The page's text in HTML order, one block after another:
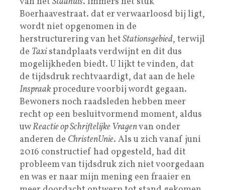
Boerhaavestraat. dat er verwaarloosd bij ligt,
wordt niet opgenomen in de
herstructurering van hetStationsgebied, terwijl
de Taxistandplaats verdwijnt en dit dus
mogelijkheden biedt. U lijkt te vinden, dat
de tijdsdruk rechtvaardigt, dat aan de hele
Inspraakprocedure voorbij wordt gegaan.
Bewoners noch raadsleden hebben meer
recht op een besluitvormend moment, aldus
uwReactie op Schriftelijke Vragenvan onder
anderen de ChristenUnie. Als u zich vanaf juni
2016 constructief had opgesteld, had dit
probleem van tijdsdruk zich niet voorgedaan
en was er naar mijn mening een fraaier en